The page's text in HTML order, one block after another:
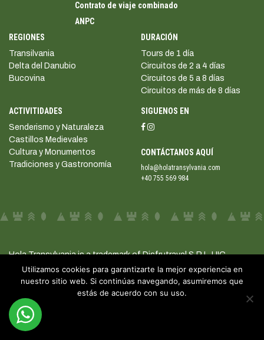
Contrato de viaje combinado
ANPC
REGIONES
Transilvania
Delta del Danubio
Bucovina
DURACIÓN
Tours de 1 día
Circuitos de 2 a 4 días
Circuitos de 5 a 8 días
Circuitos de más de 8 días
ACTIVITIDADES
Senderismo y Naturaleza
Castillos Medievales
Cultura y Monumentos
Tradiciones y Gastronomía
SIGUENOS EN
CONTÁCTANOS AQUÍ
hola@holatransylvania.com
+40 755 569 984
Hola Transylvania is a trademark of Disfrutravel S.R.L. UIC
41584080
Copyright 2026 -
holatransylvania.com
Utilizamos cookies para garantizarte la mejor experiencia en
nuestro sitio web. Si continúas navegando, asumiremos que
estás de acuerdo con su uso.